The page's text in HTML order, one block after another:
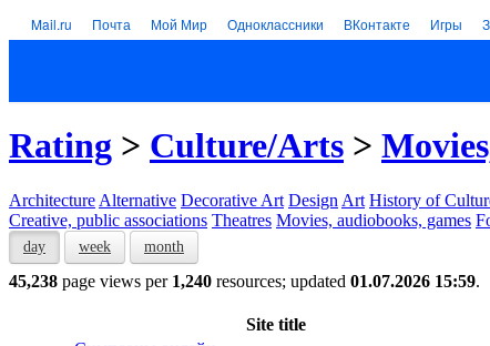
Mail.ru Почта Мой Мир Одноклассники ВКонтакте Игры
Rating > Culture/Arts >
Architecture Alternative Decorative Art Design Art History of
Creative, public associations Theatres Movies, audiobooks, games
day week month
45,238 page views per 1,240 resources; updated 01.07.2026 15:59.
Site title